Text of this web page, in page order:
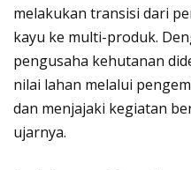
melakukan transisi dari
kayu ke multi-produk.
pengusaha kehutanan
nilai lahan melalui
dan menjajaki kegiatan
ujarnya.